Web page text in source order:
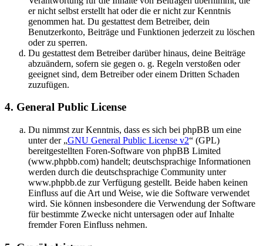
er nicht selbst erstellt hat oder die er nicht zur Kenntnis
genommen hat. Du gestattest dem Betreiber, dein
Benutzerkonto, Beiträge und Funktionen jederzeit zu löschen
oder zu sperren.
Du gestattest dem Betreiber darüber hinaus, deine Beiträge
abzuändern, sofern sie gegen o. g. Regeln verstoßen oder
geeignet sind, dem Betreiber oder einem Dritten Schaden
zuzufügen.
4. General Public License
Du nimmst zur Kenntnis, dass es sich bei phpBB um eine
unter der „GNU General Public License v2“ (GPL)
bereitgestellten Foren-Software von phpBB Limited
(www.phpbb.com) handelt; deutschsprachige Informationen
werden durch die deutschsprachige Community unter
www.phpbb.de zur Verfügung gestellt. Beide haben keinen
Einfluss auf die Art und Weise, wie die Software verwendet
wird. Sie können insbesondere die Verwendung der Software
für bestimmte Zwecke nicht untersagen oder auf Inhalte
fremder Foren Einfluss nehmen.